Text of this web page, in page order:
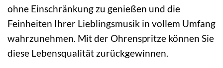
ohne Einschränkung zu genießen und die
Feinheiten Ihrer Lieblingsmusik in vollem Umfang
wahrzunehmen. Mit der Ohrenspritze können Sie
diese Lebensqualität zurückgewinnen.